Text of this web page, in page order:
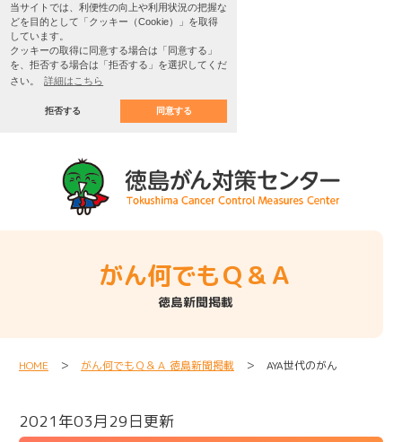
当サイトでは、利便性の向上や利用状況の把握な
どを目的として「クッキー（Cookie）」を取得
しています。
クッキーの取得に同意する場合は「同意する」
を、拒否する場合は「拒否する」を選択してくだ
さい。
詳細はこちら
拒否する 同意する
がん何でもＱ＆Ａ
徳島新聞掲載
HOME ＞ がん何でもＱ＆Ａ 徳島新聞掲載 ＞ AYA世代のがん
2021年03月29日更新